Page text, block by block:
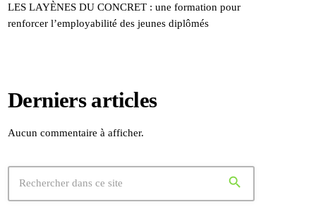
LES LAYÈNES DU CONCRET : une formation pour
renforcer l’employabilité des jeunes diplômés
Derniers articles
Aucun commentaire à afficher.
search